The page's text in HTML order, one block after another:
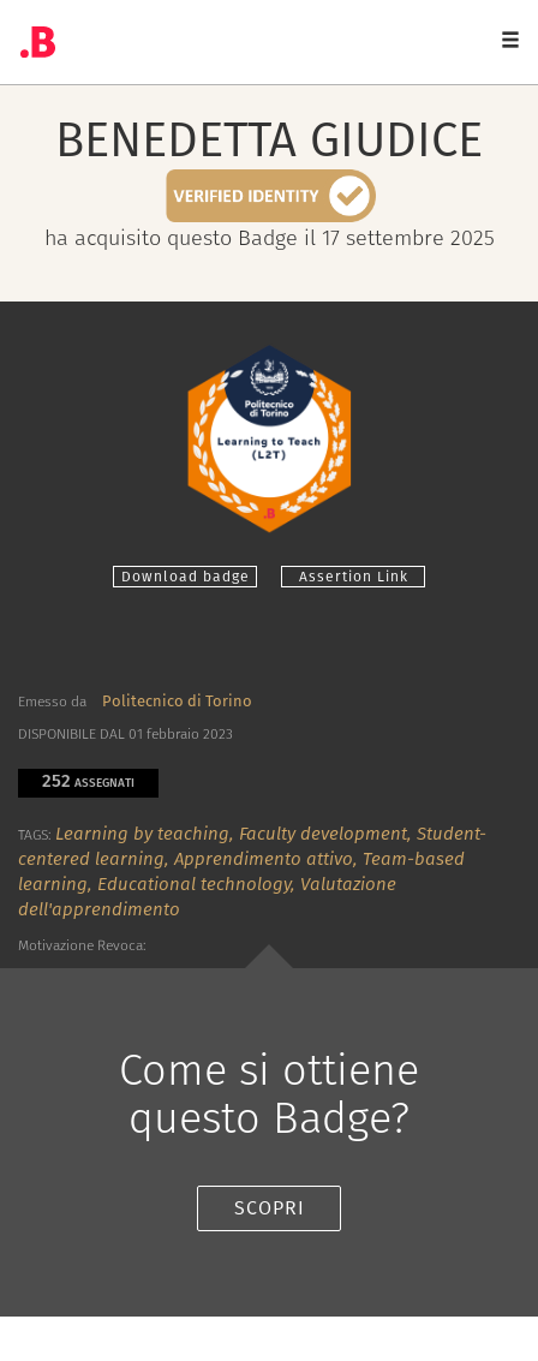
BENEDETTA GIUDICE
ha acquisito questo Badge il 17 settembre 2025
Download badge Assertion Link
Emesso da Politecnico di Torino
DISPONIBILE DAL 01 febbraio 2023
252 ASSEGNATI
TAGS: Learning by teaching, Faculty development, Student-
centered learning,Apprendimento attivo, Team-based
learning, Educational technology, Valutazione
dell'apprendimento
Motivazione Revoca:
Come si ottiene
questo Badge?
SCOPRI